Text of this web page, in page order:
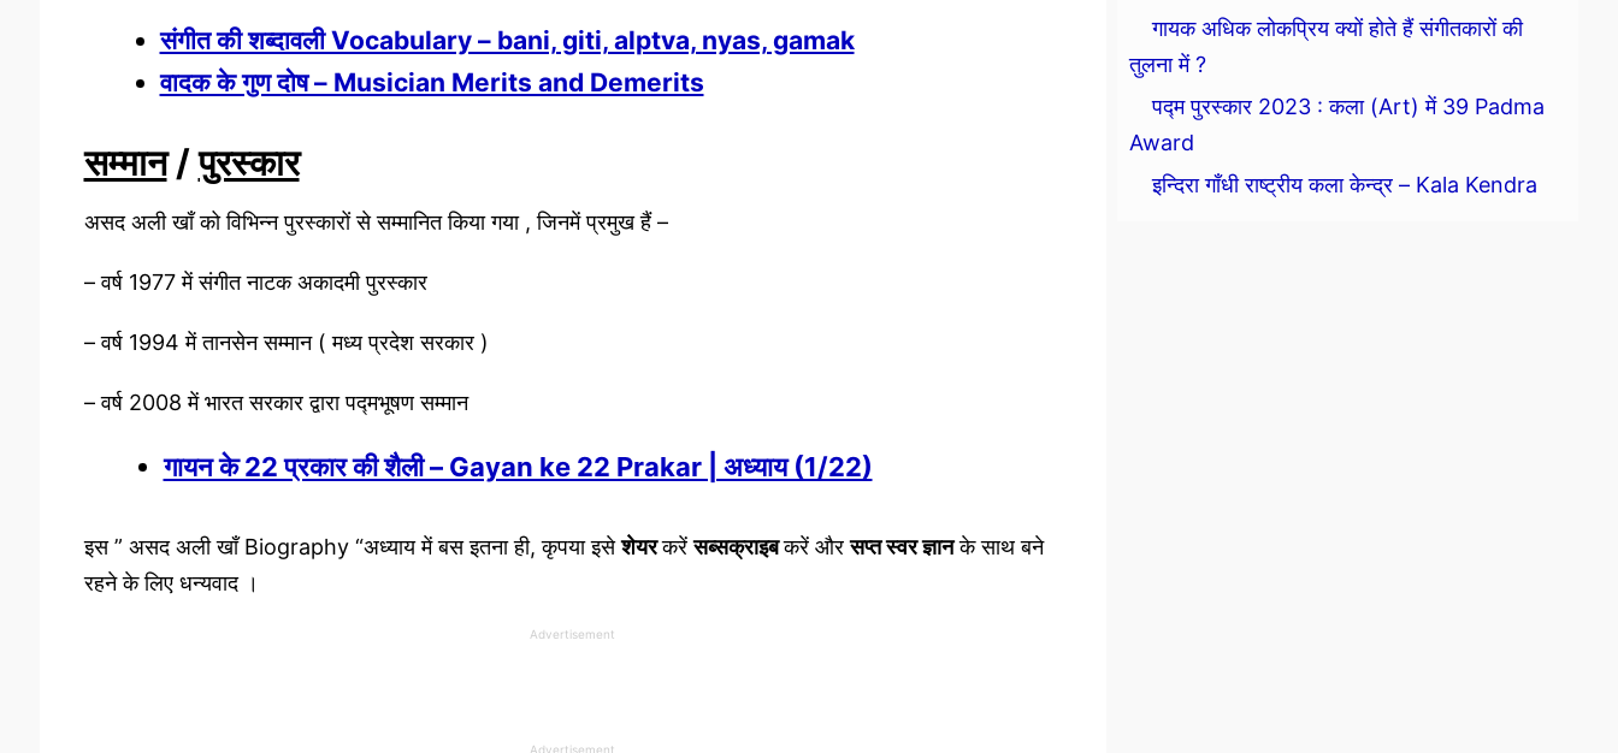
संगीत की शब्दावली Vocabulary – bani, giti, alptva, nyas, gamak
वादक के गुण दोष – Musician Merits and Demerits
सम्मान/पुरस्कार
असद अली खाँ को विभिन्न पुरस्कारों से सम्मानित किया गया , जिनमें प्रमुख हैं –
– वर्ष 1977 में संगीत नाटक अकादमी पुरस्कार
– वर्ष 1994 में तानसेन सम्मान ( मध्य प्रदेश सरकार )
– वर्ष 2008 में भारत सरकार द्वारा पद्मभूषण सम्मान
गायन के 22 प्रकार की शैली – Gayan ke 22 Prakar | अध्याय (1/22)
इस ” असद अली खाँ Biography “अध्याय में बस इतना ही, कृपया इसेशेयरकरेंसब्सक्राइबकरें औरसप्त स्वर ज्ञानके साथ बने
रहने के लिए धन्यवाद ।
Advertisement
Advertisement
गायक अधिक लोकप्रिय क्यों होते हैं संगीतकारों की
तुलना में ?
पद्म पुरस्कार 2023 : कला (Art) में 39 Padma
Award
इन्दिरा गाँधी राष्ट्रीय कला केन्द्र – Kala Kendra